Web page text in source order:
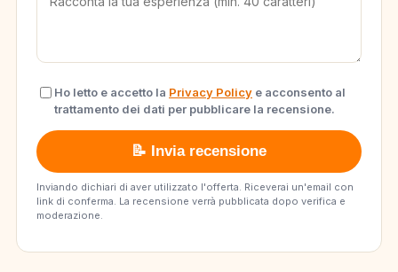
Ho letto e accetto la Privacy Policy e acconsento al
trattamento dei dati per pubblicare la recensione.
📝 Invia recensione
Inviando dichiari di aver utilizzato l'offerta. Riceverai un'email con
link di conferma. La recensione verrà pubblicata dopo verifica e
moderazione.